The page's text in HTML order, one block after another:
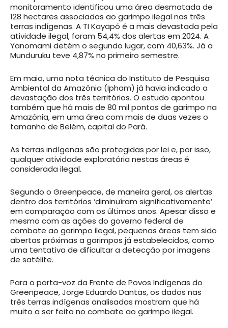
monitoramento identificou uma área desmatada de
128 hectares associadas ao garimpo ilegal nas três
terras indígenas. A TI Kayapó é a mais devastada pela
atividade ilegal, foram 54,4% dos alertas em 2024. A
Yanomami detém o segundo lugar, com 40,63%. Já a
Munduruku teve 4,87% no primeiro semestre.
Em maio, uma nota técnica do Instituto de Pesquisa
Ambiental da Amazônia (Ipham) já havia indicado a
devastação dos três territórios. O estudo apontou
também que há mais de 80 mil pontos de garimpo na
Amazônia, em uma área com mais de duas vezes o
tamanho de Belém, capital do Pará.
As terras indígenas são protegidas por lei e, por isso,
qualquer atividade exploratória nestas áreas é
considerada ilegal.
Segundo o Greenpeace, de maneira geral, os alertas
dentro dos territórios ‘diminuíram significativamente’
em comparação com os últimos anos. Apesar disso e
mesmo com as ações do governo federal de
combate ao garimpo ilegal, pequenas áreas tem sido
abertas próximas a garimpos já estabelecidos, como
uma tentativa de dificultar a detecção por imagens
de satélite.
Para o porta-voz da Frente de Povos Indígenas do
Greenpeace, Jorge Eduardo Dantas, os dados nas
três terras indígenas analisadas mostram que há
muito a ser feito no combate ao garimpo ilegal.